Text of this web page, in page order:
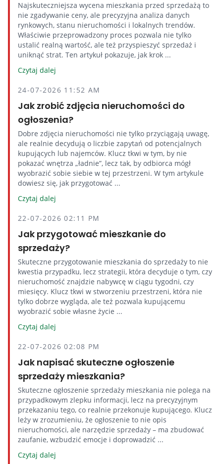
Najskuteczniejsza wycena mieszkania przed sprzedażą to
nie zgadywanie ceny, ale precyzyjna analiza danych
rynkowych, stanu nieruchomości i lokalnych trendów.
Właściwie przeprowadzony proces pozwala nie tylko
ustalić realną wartość, ale też przyspieszyć sprzedaż i
uniknąć strat. Ten artykuł pokazuje, jak krok ...
Czytaj dalej
24-07-2026 11:52 AM
Jak zrobić zdjęcia nieruchomości do
ogłoszenia?
Dobre zdjęcia nieruchomości nie tylko przyciągają uwagę,
ale realnie decydują o liczbie zapytań od potencjalnych
kupujących lub najemców. Klucz tkwi w tym, by nie
pokazać wnętrza „ładnie”, lecz tak, by odbiorca mógł
wyobrazić sobie siebie w tej przestrzeni. W tym artykule
dowiesz się, jak przygotować ...
Czytaj dalej
22-07-2026 02:11 PM
Jak przygotować mieszkanie do
sprzedaży?
Skuteczne przygotowanie mieszkania do sprzedaży to nie
kwestia przypadku, lecz strategii, która decyduje o tym, czy
nieruchomość znajdzie nabywcę w ciągu tygodni, czy
miesięcy. Klucz tkwi w stworzeniu przestrzeni, która nie
tylko dobrze wygląda, ale też pozwala kupującemu
wyobrazić sobie własne życie ...
Czytaj dalej
22-07-2026 02:08 PM
Jak napisać skuteczne ogłoszenie
sprzedaży mieszkania?
Skuteczne ogłoszenie sprzedaży mieszkania nie polega na
przypadkowym zlepku informacji, lecz na precyzyjnym
przekazaniu tego, co realnie przekonuje kupującego. Klucz
leży w zrozumieniu, że ogłoszenie to nie opis
nieruchomości, ale narzędzie sprzedaży – ma zbudować
zaufanie, wzbudzić emocje i doprowadzić ...
Czytaj dalej